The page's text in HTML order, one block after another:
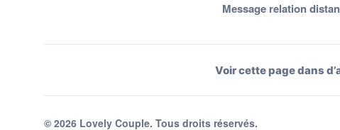
Message relation
Voir cette page dans
© 2026 Lovely Couple. Tous droits réservés.